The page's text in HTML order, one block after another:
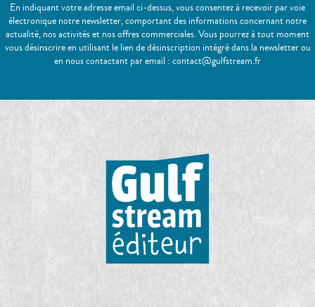
En indiquant votre adresse email ci-dessus, vous consentez à recevoir par voie
électronique notre newsletter, comportant des informations concernant notre
actualité, nos activités et nos offres commerciales. Vous pourrez à tout moment
vous désinscrire en utilisant le lien de désinscription intégré dans la newsletter ou
en nous contactant par email : contact@gulfstream.fr